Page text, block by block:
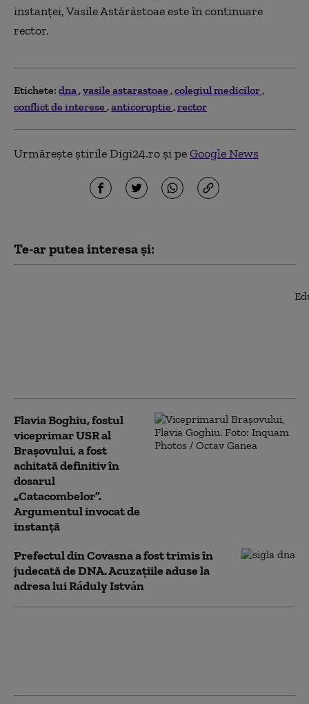
instanţei, Vasile Astărăstoae este în continuare
rector.
Etichete: dna vasile astarastoae colegiul medicilor
conflict de interese anticoruptie rector
Urmărește știrile Digi24.ro și peGoogle News
Te-ar putea interesa și:
Flavia Boghiu, fostul
viceprimar USR al
Brașovului, a fost
achitată definitiv în
dosarul
„Catacombelor”.
Argumentul invocat de
instanță
Prefectul din Covasna a fost trimis în
judecată de DNA. Acuzațiile aduse la
adresa lui Ráduly István